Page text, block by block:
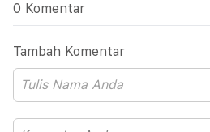
0 Komentar
Tambah Komentar